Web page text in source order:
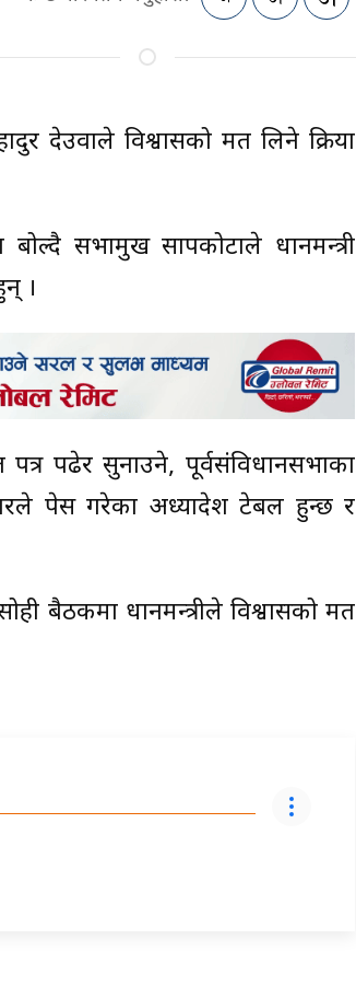
देउवाले विश्वासको मत लिने प्रक्रिया
सभामुख सापकोटाले प्रधानमन्त्री
।
पत्र पढेर सुनाउने, पूर्वसंविधानसभाका
पेस गरेका अध्यादेश टेबल हुन्छ र
बैठकमा प्रधानमन्त्रीले विश्वासको मत